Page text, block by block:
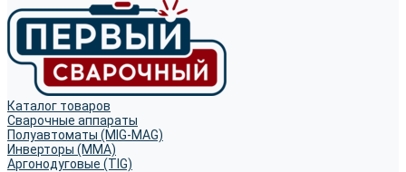
Каталог товаров
Сварочные аппараты
Полуавтоматы (MIG-MAG)
Инверторы (MMA)
Аргонодуговые (TIG)